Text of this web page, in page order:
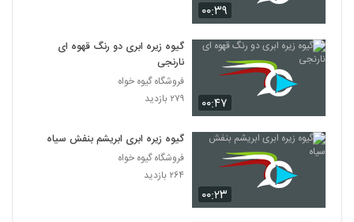
۰۰:۳۹
۰۰:۴۷
گیوه زیره ابری دو رنگ قهوه ای
نارنجی
فروشگاه گیوه خواه
۲۷۹ بازدید
۰۰:۲۳
گیوه زیره ابری ابریشم بنفش سیاه
فروشگاه گیوه خواه
۲۶۴ بازدید